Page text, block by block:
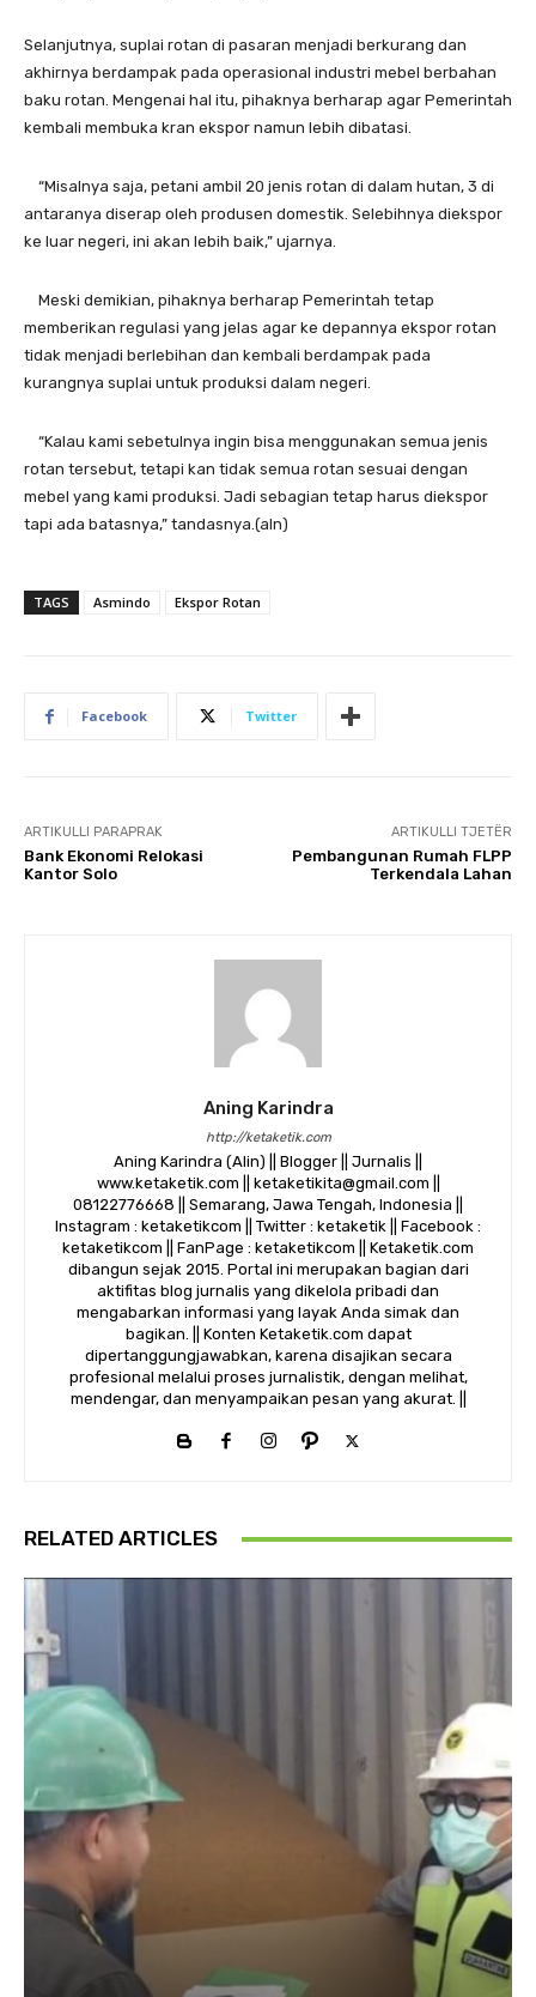
Selanjutnya, suplai rotan di pasaran menjadi berkurang dan
akhirnya berdampak pada operasional industri mebel berbahan
baku rotan. Mengenai hal itu, pihaknya berharap agar Pemerintah
kembali membuka kran ekspor namun lebih dibatasi.
“Misalnya saja, petani ambil 20 jenis rotan di dalam hutan, 3 di
antaranya diserap oleh produsen domestik. Selebihnya diekspor
ke luar negeri, ini akan lebih baik,” ujarnya.
Meski demikian, pihaknya berharap Pemerintah tetap
memberikan regulasi yang jelas agar ke depannya ekspor rotan
tidak menjadi berlebihan dan kembali berdampak pada
kurangnya suplai untuk produksi dalam negeri.
“Kalau kami sebetulnya ingin bisa menggunakan semua jenis
rotan tersebut, tetapi kan tidak semua rotan sesuai dengan
mebel yang kami produksi. Jadi sebagian tetap harus diekspor
tapi ada batasnya,” tandasnya.(aln)
TAGS Asmindo Ekspor Rotan
Facebook Twitter
ARTIKULLI PARAPRAK
Bank Ekonomi Relokasi
Kantor Solo
ARTIKULLI TJETËR
Pembangunan Rumah FLPP
Terkendala Lahan
Aning Karindra
http://ketaketik.com
Aning Karindra (Alin) || Blogger || Jurnalis ||
www.ketaketik.com || ketaketikita@gmail.com ||
08122776668 || Semarang, Jawa Tengah, Indonesia ||
Instagram : ketaketikcom || Twitter : ketaketik || Facebook :
ketaketikcom || FanPage : ketaketikcom || Ketaketik.com
dibangun sejak 2015. Portal ini merupakan bagian dari
aktifitas blog jurnalis yang dikelola pribadi dan
mengabarkan informasi yang layak Anda simak dan
bagikan. || Konten Ketaketik.com dapat
dipertanggungjawabkan, karena disajikan secara
profesional melalui proses jurnalistik, dengan melihat,
mendengar, dan menyampaikan pesan yang akurat. ||
RELATED ARTICLES